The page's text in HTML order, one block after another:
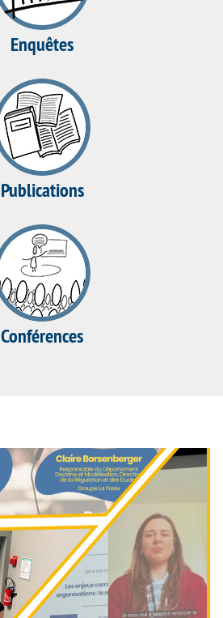
Enquêtes
Publications
Conférences